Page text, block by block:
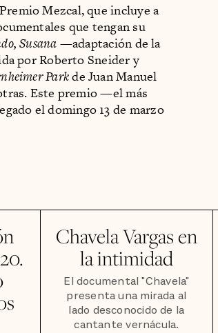
Mezcal, que incluye a
que tengan su
Susana —adaptación de la
por Roberto Sneider y
Parkde Juan Manuel
Este premio —el más
el domingo 13 de marzo
Chavela Vargas en
la intimidad
El documental "Chavela"
presenta una mirada al
lado desconocido de la
cantante vernácula.